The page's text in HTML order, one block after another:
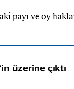
payı ve oy
üzerine çıktı